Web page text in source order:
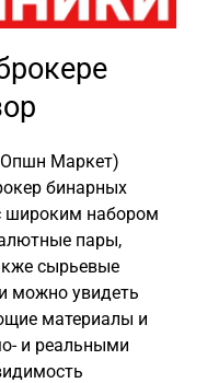
Маркет)
бинарных
широким набором
пары,
сырьевые
можно увидеть
материалы и
и реальными